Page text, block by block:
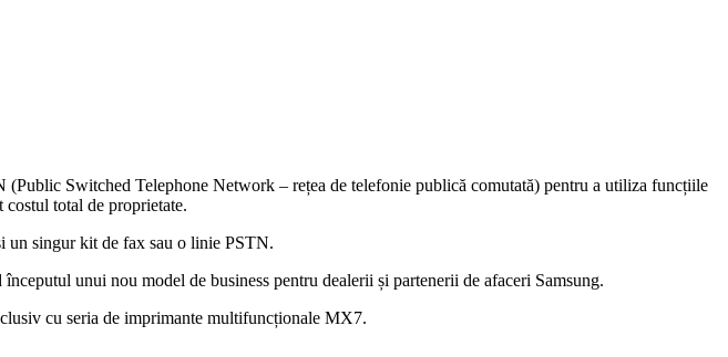
Switched Telephone Network – rețea de telefonie publică comutată) pentru a utiliza funcțiile
total de proprietate.
un singur kit de fax sau o linie PSTN.
unui nou model de business pentru dealerii și partenerii de afaceri Samsung.
cu seria de imprimante multifuncționale MX7.